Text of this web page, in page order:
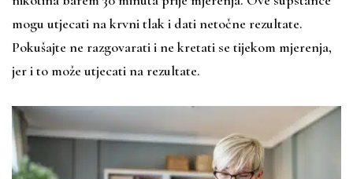
mogu utjecati na krvni tlak i dati netočne rezultate.
Pokušajte ne razgovarati i ne kretati se tijekom mjerenja,
jer i to može utjecati na rezultate.